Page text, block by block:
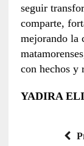
seguir
comparte,
mejorando la
con hechos y
YADIRA